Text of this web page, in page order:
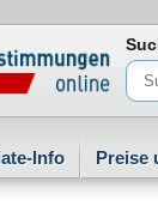
Info Preise